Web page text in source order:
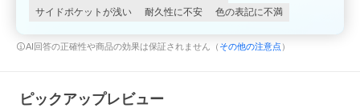
サイドポケットが浅い
耐久性に不安 色の表記に不満
AI回答の正確性や商品の効果は保証されません（ その他の注意点 ）
ピックアップレビュー